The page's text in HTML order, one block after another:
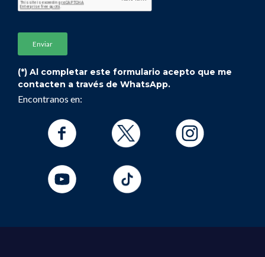
(*) Al completar este formulario acepto que me
contacten a través de WhatsApp.
Encontranos en: